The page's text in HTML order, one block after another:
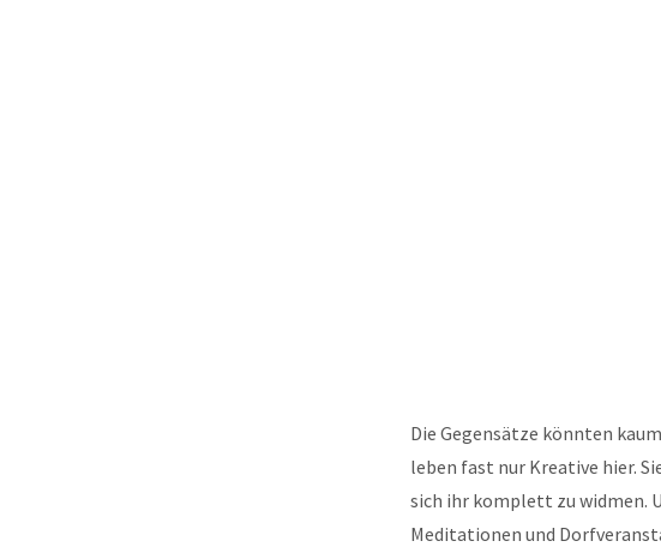
Die Gegensätze könnten
leben fast nur Kreative hier.
sich ihr komplett zu widmen.
Meditationen und